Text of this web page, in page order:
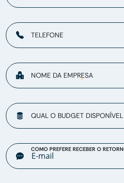
TELEFONE
NOME DA EMPRESA
QUAL O BUDGET
COMO PREFERE RECEBER O